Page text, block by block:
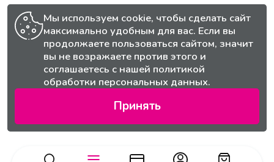
Мы используем cookie, чтобы сделать сайт
максимально удобным для вас. Если вы
продолжаете пользоваться сайтом, значит
вы не возражаете против этого и
соглашаетесь с нашей политикой
обработки персональных данных.
Принять